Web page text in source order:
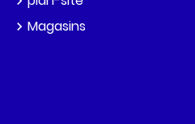
Magasins